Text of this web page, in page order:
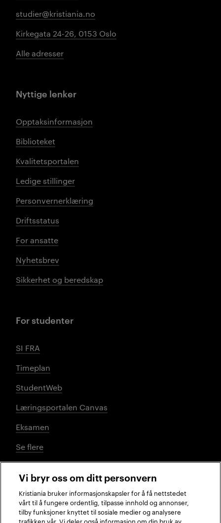
studier@kristiania.no
Kirkegata 24-26, 0153 Oslo
Alle adresser
Nyttige lenker
Opptaksinformasjon
Biblioteket
Kvalitetsportalen
Ledige stillinger
Personvernerklæring
Driftsstatus
For ansatte
Nyhetsbrev
Sikkerhet og beredskap
For studenter
SI FRA
Timeplan
StudentWeb
Læringsportalen Canvas
Eksamen
Se flere
Sosiale medier
Vi bryr oss om ditt personvern
Kristiania bruker informasjonskapsler for å få nettstedet
vårt til å fungere ordentlig, tilpasse innhold og annonser,
tilby funksjoner knyttet til sosiale medier og analysere
trafikken vår. Vi deler også informasjon om din bruk av